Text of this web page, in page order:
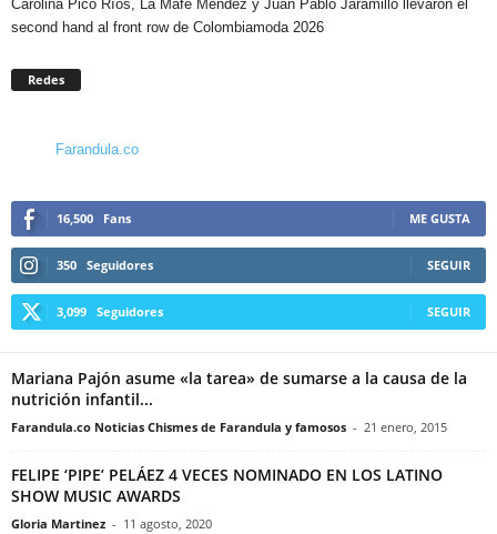
Carolina Pico Ríos, La Mafe Méndez y Juan Pablo Jaramillo llevaron el
second hand al front row de Colombiamoda 2026
Redes
Farandula.co
16,500 Fans ME GUSTA
350 Seguidores SEGUIR
3,099 Seguidores SEGUIR
Mariana Pajón asume «la tarea» de sumarse a la causa de la
nutrición infantil...
Farandula.co Noticias Chismes de Farandula y famosos - 21 enero, 2015
FELIPE ‘PIPE’ PELÁEZ 4 VECES NOMINADO EN LOS LATINO
SHOW MUSIC AWARDS
Gloria Martinez - 11 agosto, 2020